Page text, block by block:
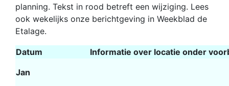
planning. Tekst in rood betreft een wijziging. Lees
ook wekelijks onze berichtgeving in Weekblad de
Etalage.
Datum
Informatie over locatie onder
Jan